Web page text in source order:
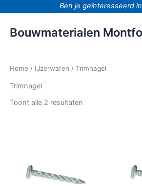
Ben je geïnteresseerd
Bouwmaterialen
Home / IJzerwaren / Trimnagel
Trimnagel
Toont alle 2 resultaten